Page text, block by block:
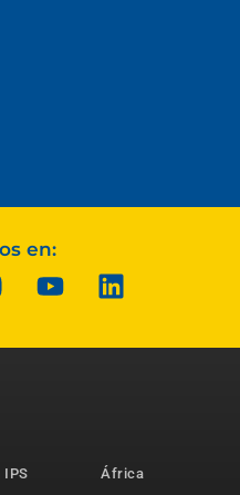
en:
IPS
África